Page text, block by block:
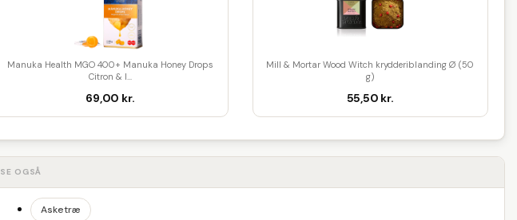
Manuka Health MGO 400+ Manuka Honey Drops
Citron & I...
69,00 kr.
Mill & Mortar Wood Witch krydderiblanding Ø (50
g)
55,50 kr.
SE OGSÅ
Asketræ